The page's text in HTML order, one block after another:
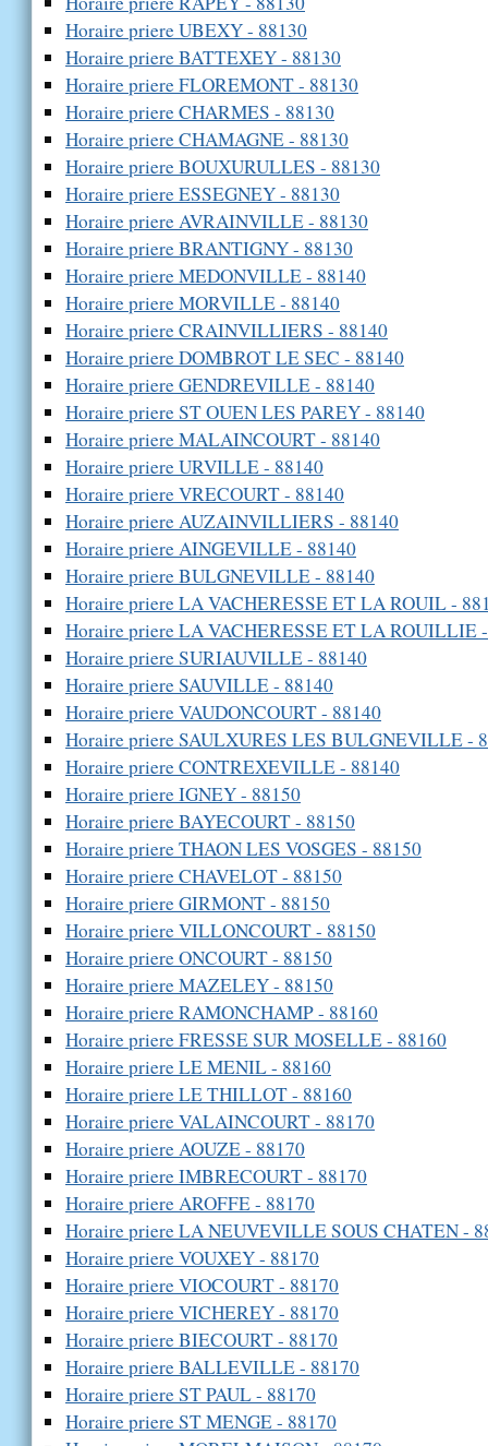
Horaire priere UBEXY - 88130
Horaire priere BATTEXEY - 88130
Horaire priere FLOREMONT - 88130
Horaire priere CHARMES - 88130
Horaire priere CHAMAGNE - 88130
Horaire priere BOUXURULLES - 88130
Horaire priere ESSEGNEY - 88130
Horaire priere AVRAINVILLE - 88130
Horaire priere BRANTIGNY - 88130
Horaire priere MEDONVILLE - 88140
Horaire priere MORVILLE - 88140
Horaire priere CRAINVILLIERS - 88140
Horaire priere DOMBROT LE SEC - 88140
Horaire priere GENDREVILLE - 88140
Horaire priere ST OUEN LES PAREY - 88140
Horaire priere MALAINCOURT - 88140
Horaire priere URVILLE - 88140
Horaire priere VRECOURT - 88140
Horaire priere AUZAINVILLIERS - 88140
Horaire priere AINGEVILLE - 88140
Horaire priere BULGNEVILLE - 88140
Horaire priere LA VACHERESSE ET LA ROUIL -
Horaire priere LA VACHERESSE ET LA ROUILLIE
Horaire priere SURIAUVILLE - 88140
Horaire priere SAUVILLE - 88140
Horaire priere VAUDONCOURT - 88140
Horaire priere SAULXURES LES BULGNEVILLE -
Horaire priere CONTREXEVILLE - 88140
Horaire priere IGNEY - 88150
Horaire priere BAYECOURT - 88150
Horaire priere THAON LES VOSGES - 88150
Horaire priere CHAVELOT - 88150
Horaire priere GIRMONT - 88150
Horaire priere VILLONCOURT - 88150
Horaire priere ONCOURT - 88150
Horaire priere MAZELEY - 88150
Horaire priere RAMONCHAMP - 88160
Horaire priere FRESSE SUR MOSELLE - 88160
Horaire priere LE MENIL - 88160
Horaire priere LE THILLOT - 88160
Horaire priere VALAINCOURT - 88170
Horaire priere AOUZE - 88170
Horaire priere IMBRECOURT - 88170
Horaire priere AROFFE - 88170
Horaire priere LA NEUVEVILLE SOUS CHATEN -
Horaire priere VOUXEY - 88170
Horaire priere VIOCOURT - 88170
Horaire priere VICHEREY - 88170
Horaire priere BIECOURT - 88170
Horaire priere BALLEVILLE - 88170
Horaire priere ST PAUL - 88170
Horaire priere ST MENGE - 88170